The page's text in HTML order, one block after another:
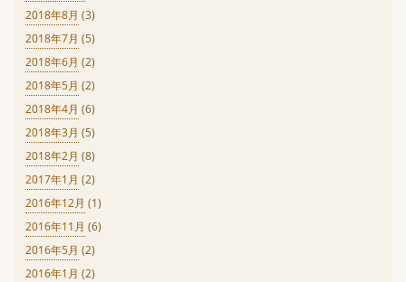
2018年8月 (3)
2018年7月 (5)
2018年6月 (2)
2018年5月 (2)
2018年4月 (6)
2018年3月 (5)
2018年2月 (8)
2017年1月 (2)
2016年12月 (1)
2016年11月 (6)
2016年5月 (2)
2016年1月 (2)